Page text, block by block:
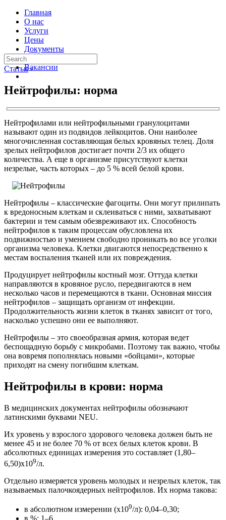
Главная
О нас
Услуги
Цены
Документы
Контакты
Вакансии
Статьи ›
Нейтрофилы: норма
Нейтрофилами или нейтрофильными гранулоцитами
называют один из подвидов лейкоцитов. Они наиболее
многочисленная составляющая белых кровяных телец. Доля
зрелых нейтрофилов достигает почти 2/3 их общего
количества. А еще в организме присутствуют клетки
незрелые, часть которых – до 5 % всей белой крови.
Нейтрофилы – классические фагоциты. Они могут прилипать
к вредоносным клеткам и склеиваться с ними, захватывают
бактерии и тем самым обезвреживают их. Способность
нейтрофилов к таким процессам обусловлена их
подвижностью и умением свободно проникать во все уголки
организма человека. Клетки двигаются непосредственно к
местам воспаления тканей или их повреждения.
Продуцирует нейтрофилы костный мозг. Оттуда клетки
направляются в кровяное русло, передвигаются в нем
несколько часов и перемещаются в ткани. Основная миссия
нейтрофилов – защищать организм от инфекции.
Продолжительность жизни клеток в тканях зависит от того,
насколько успешно они ее выполняют.
Нейтрофилы – это своеобразная армия, которая ведет
беспощадную борьбу с микробами. Поэтому так важно, чтобы
она вовремя пополнялась новыми «бойцами», которые
приходят на смену погибшим клеткам.
Нейтрофилы в крови: норма
В медицинских документах нейтрофилы обозначают
латинскими буквами NEU.
Их уровень у взрослого здорового человека должен быть не
менее 45 и не более 70 % от всех белых клеток крови. В
абсолютных единицах измерения это составляет (1,80–
6,50)x109/л.
Отдельно измеряется уровень молодых и незрелых клеток, так
называемых палочкоядерных нейтрофилов. Их норма такова:
в абсолютном измерении (x109/л): 0,04–0,30;